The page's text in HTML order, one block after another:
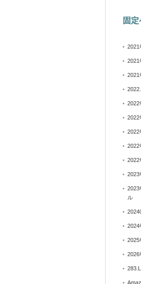
固
2021
2022
2023
ル
2025
2026